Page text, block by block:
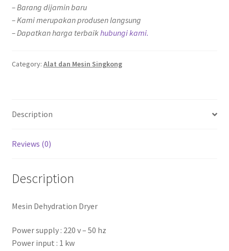
– Barang dijamin baru
– Kami merupakan produsen langsung
– Dapatkan harga terbaikhubungi kami.
Category: Alat dan Mesin Singkong
Description
Reviews (0)
Description
Mesin Dehydration Dryer
Power supply : 220 v – 50 hz
Power input : 1 kw